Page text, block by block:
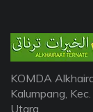
KOMDA
Kalumpang,
Utara